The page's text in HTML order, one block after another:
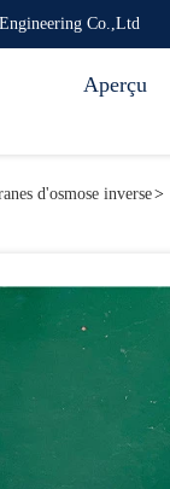
Co.,Ltd
Aperçu
d'osmose inverse>